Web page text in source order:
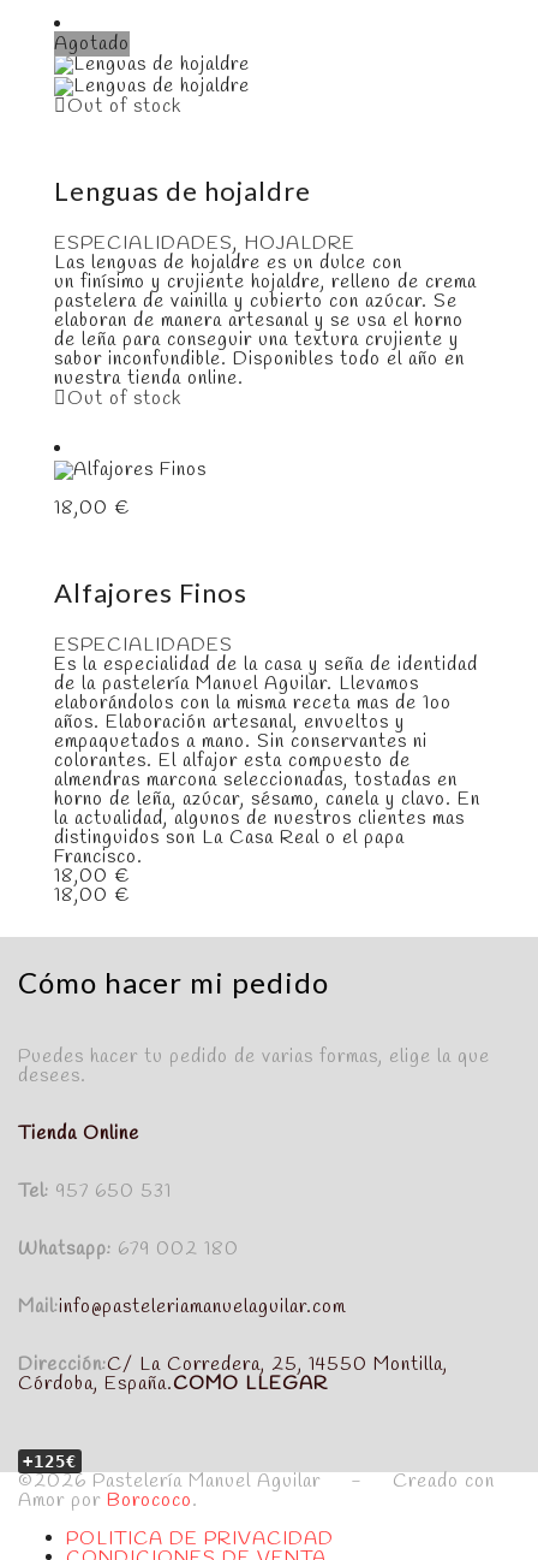
Agotado
Out of stock
Lenguas de hojaldre
ESPECIALIDADES, HOJALDRE
Las lenguas de hojaldre es un dulce con
un finísimo y crujiente hojaldre, relleno de crema
pastelera de vainilla y cubierto con azúcar. Se
elaboran de manera artesanal y se usa el horno
de leña para conseguir una textura crujiente y
sabor inconfundible. Disponibles todo el año en
nuestra tienda online.
Out of stock
18,00 €
Alfajores Finos
ESPECIALIDADES
Es la especialidad de la casa y seña de identidad
de la pastelería Manuel Aguilar. Llevamos
elaborándolos con la misma receta mas de 1oo
años. Elaboración artesanal, envueltos y
empaquetados a mano. Sin conservantes ni
colorantes. El alfajor esta compuesto de
almendras marcona seleccionadas, tostadas en
horno de leña, azúcar, sésamo, canela y clavo. En
la actualidad, algunos de nuestros clientes mas
distinguidos son La Casa Real o el papa
Francisco.
18,00 €
18,00 €
Cómo hacer mi pedido
Puedes hacer tu pedido de varias formas, elige la que
desees.
Tienda Online
Tel: 957 650 531
Whatsapp: 679 002 180
Mail:info@pasteleriamanuelaguilar.com
Dirección:C/ La Corredera, 25, 14550 Montilla,
Córdoba, España.COMO LLEGAR
+125€
©2026 Pastelería Manuel Aguilar - Creado con
Amor por Borococo.
POLITICA DE PRIVACIDAD